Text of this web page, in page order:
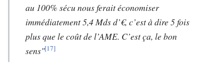
au 100% sécu nous ferait économiser
immédiatement 5,4 Mds d’€, c’est à dire 5 fois
plus que le coût de l’AME. C’est ça, le bon
sens"[17]